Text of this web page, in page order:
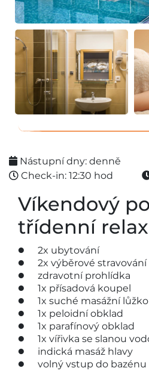
Nástupní dny: denně
Check-in: 12:30 hod
Víkendový
třídenní
2x ubytování
2x výběrové stravování
zdravotní prohlídka
1x přísadová koupel
1x suché masážní lůžko
1x peloidní obklad
1x parafínový obklad
1x vířivka se slanou
indická masáž hlavy
volný vstup do bazénu